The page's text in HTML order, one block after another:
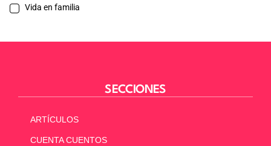
Vida en familia
SECCIONES
ARTÍCULOS
CUENTA CUENTOS